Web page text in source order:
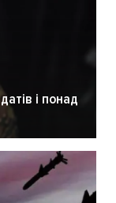
і понад